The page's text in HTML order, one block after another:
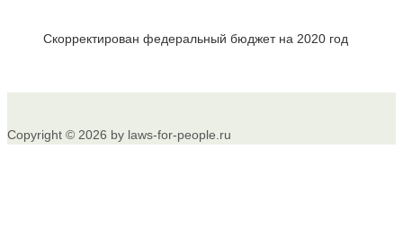
Скорректирован федеральный бюджет на 2020 год
Copyright © 2026 by laws-for-people.ru